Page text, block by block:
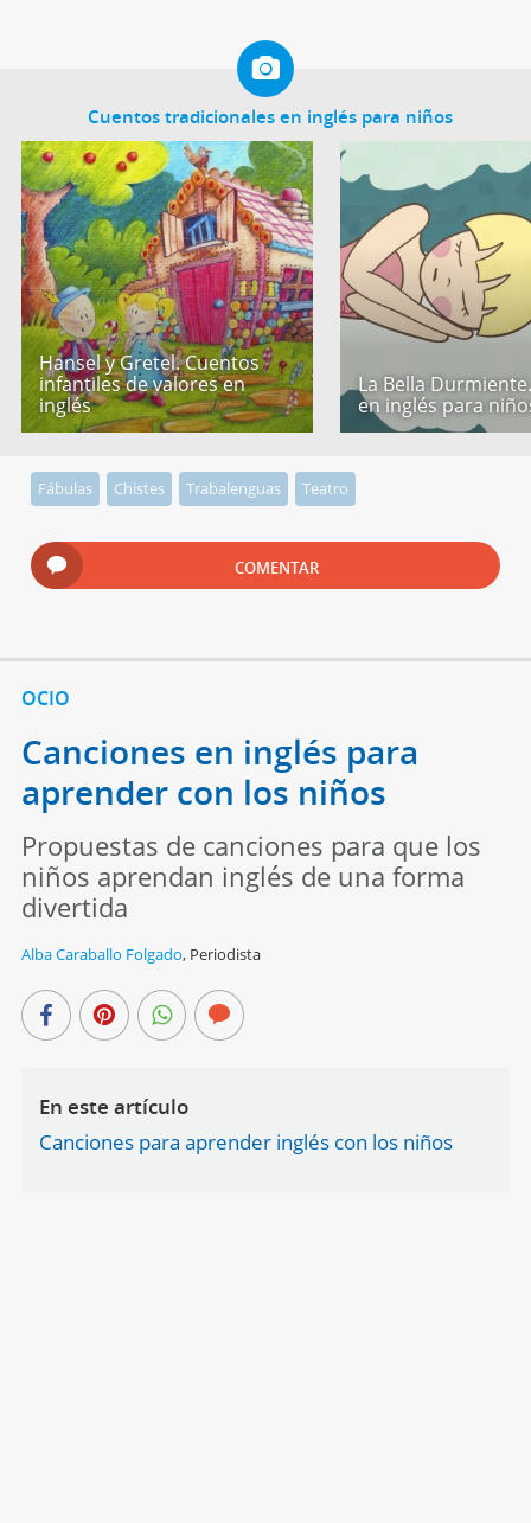
Cuentos tradicionales en inglés para niños
Hansel y Gretel. Cuentos
infantiles de valores en
inglés
La Bella
en inglés para
Fábulas Chistes Trabalenguas Teatro
COMENTAR
OCIO
Canciones en inglés para
aprender con los niños
Propuestas de canciones para que los
niños aprendan inglés de una forma
divertida
Alba Caraballo Folgado, Periodista
En este artículo
Canciones para aprender inglés con los niños